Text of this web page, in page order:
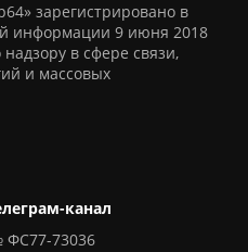
зарегистрировано в
информации 9 июня 2018
в сфере связи,
и массовых
канал
ФС77-73036